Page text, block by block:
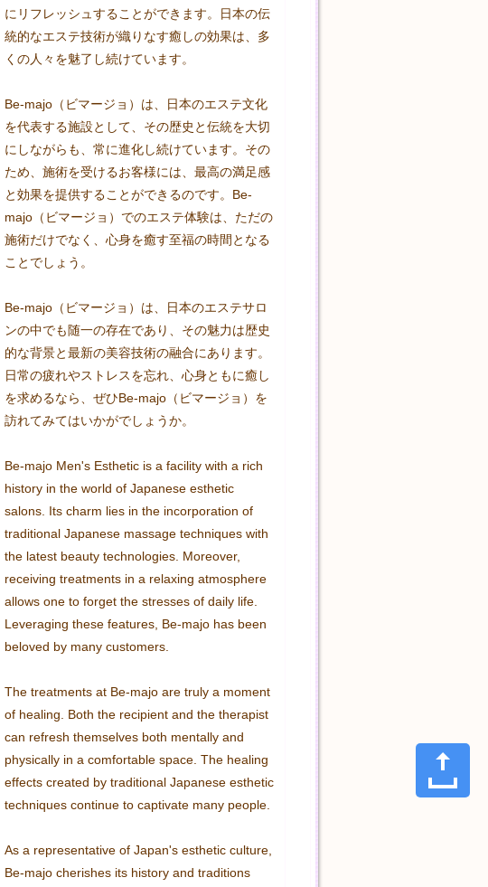
にリフレッシュすることができます。日本の伝
統的なエステ技術が織りなす癒しの効果は、多
くの人々を魅了し続けています。
Be-majo（ビマージョ）は、日本のエステ文化
を代表する施設として、その歴史と伝統を大切
にしながらも、常に進化し続けています。その
ため、施術を受けるお客様には、最高の満足感
と効果を提供することができるのです。Be-
majo（ビマージョ）でのエステ体験は、ただの
施術だけでなく、心身を癒す至福の時間となる
ことでしょう。
Be-majo（ビマージョ）は、日本のエステサロ
ンの中でも随一の存在であり、その魅力は歴史
的な背景と最新の美容技術の融合にあります。
日常の疲れやストレスを忘れ、心身ともに癒し
を求めるなら、ぜひBe-majo（ビマージョ）を
訪れてみてはいかがでしょうか。
Be-majo Men's Esthetic is a facility with a rich
history in the world of Japanese esthetic
salons. Its charm lies in the incorporation of
traditional Japanese massage techniques with
the latest beauty technologies. Moreover,
receiving treatments in a relaxing atmosphere
allows one to forget the stresses of daily life.
Leveraging these features, Be-majo has been
beloved by many customers.
The treatments at Be-majo are truly a moment
of healing. Both the recipient and the therapist
can refresh themselves both mentally and
physically in a comfortable space. The healing
effects created by traditional Japanese esthetic
techniques continue to captivate many people.
As a representative of Japan's esthetic culture,
Be-majo cherishes its history and traditions